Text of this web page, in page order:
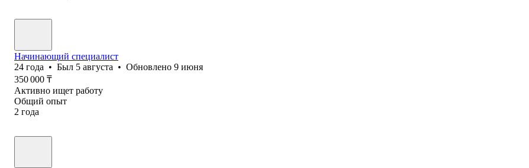
Начинающий специалист
24 года • Был 5 августа • Обновлено 9 июня
350 000 ₸
Активно ищет работу
Общий опыт
2 года